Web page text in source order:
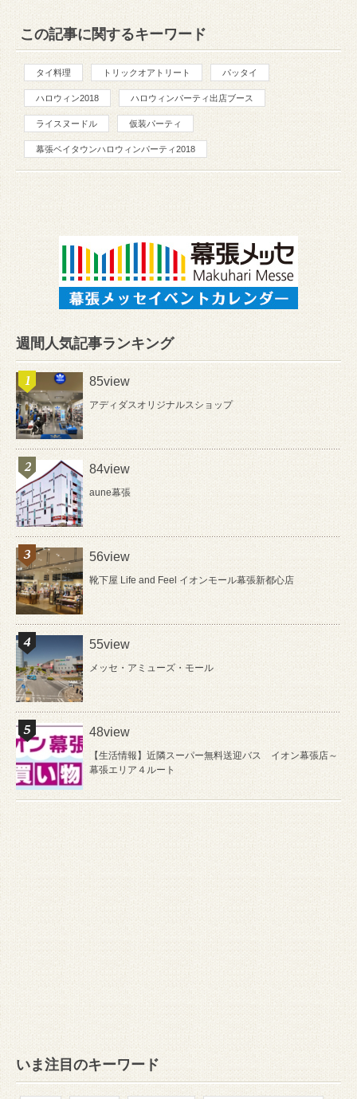
この記事に関するキーワード
タイ料理 トリックオアトリート パッタイ
ハロウィン2018 ハロウィンパーティ出店ブース
ライスヌードル 仮装パーティ
幕張ベイタウンハロウィンパーティ2018
週間人気記事ランキング
85view
アディダスオリジナルスショップ
84view
aune幕張
56view
靴下屋 Life and Feel イオンモール幕張新都心店
55view
メッセ・アミューズ・モール
48view
【生活情報】近隣スーパー無料送迎バス イオン幕張店～
幕張エリア４ルート
いま注目のキーワード